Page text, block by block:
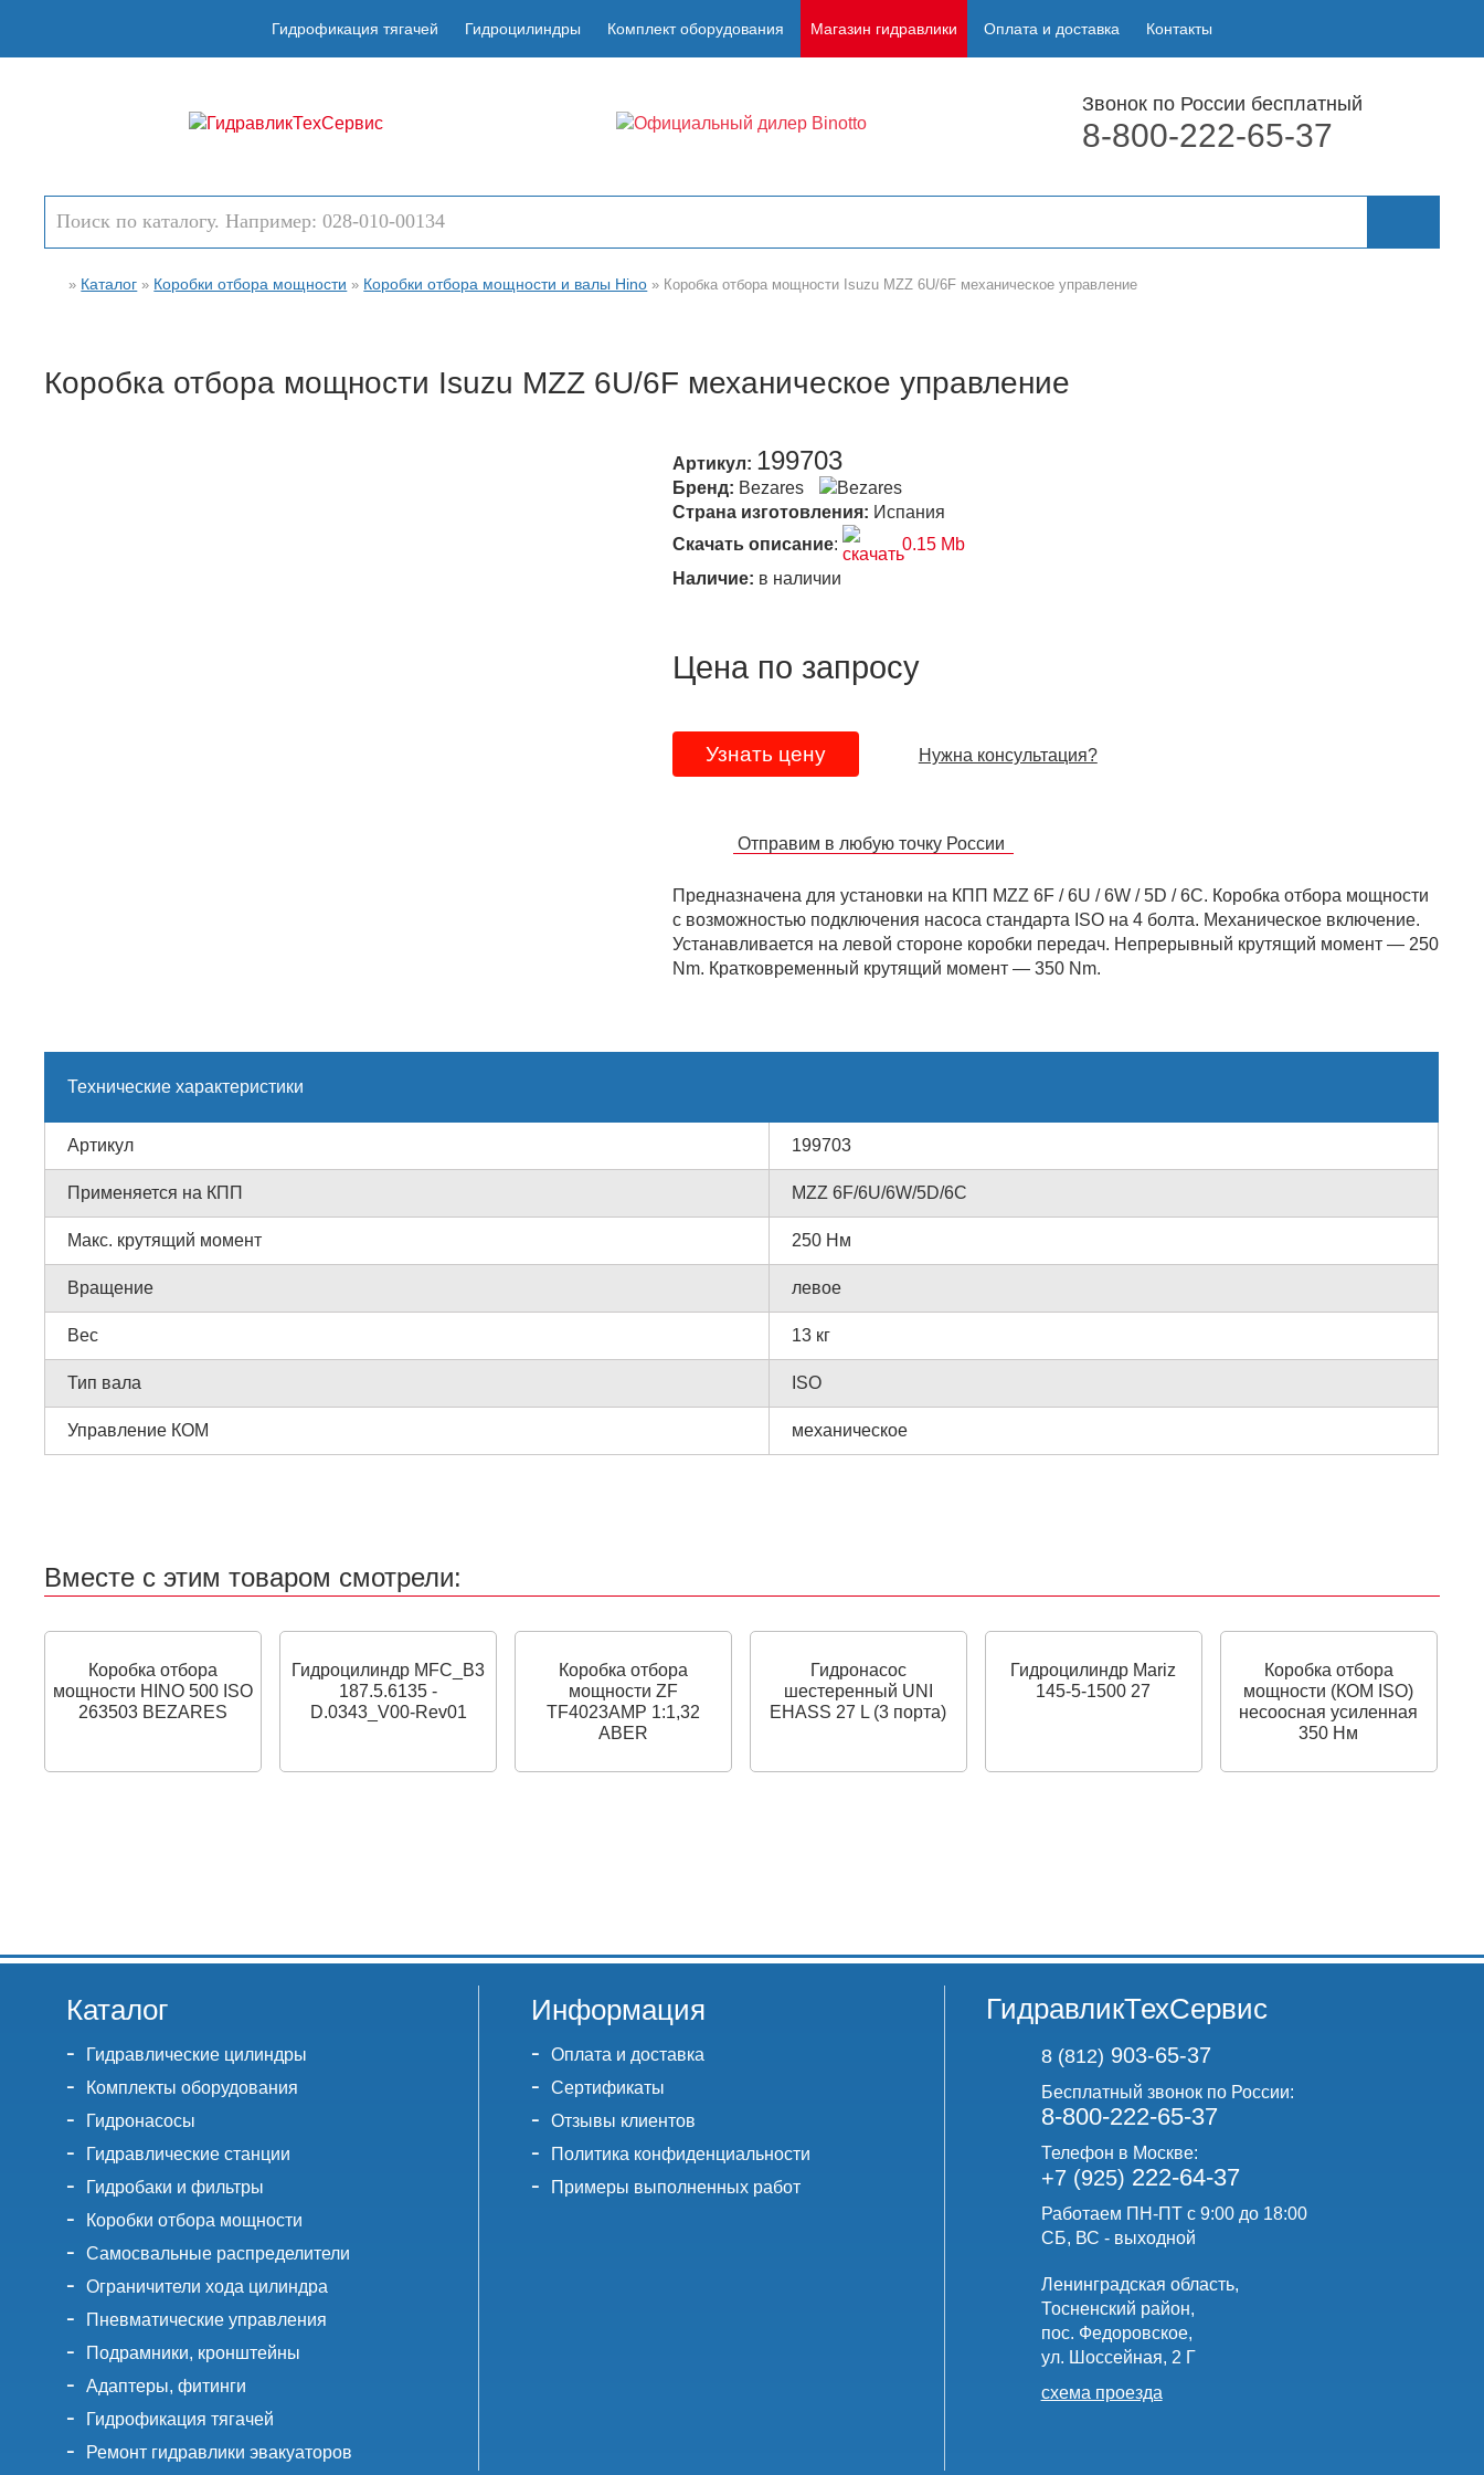
Гидрофикация тягачей Гидроцилиндры Комплект оборудования Магазин гидравлики Оплата и доставка Контакты
Звонок по России бесплатный
8-800-222-65-37
» Каталог » Коробки отбора мощности » Коробки отбора мощности и валы Hino » Коробка отбора мощности Isuzu MZZ 6U/6F механическое управление
Коробка отбора мощности Isuzu MZZ 6U/6F механическое управление
Артикул: 199703
Бренд: Bezares
Страна изготовления: Испания
Скачать описание:
0.15 Mb
Наличие: в наличии
Цена по запросу
Узнать цену Нужна консультация?
Отправим в любую точку России
Предназначена для установки на КПП MZZ 6F / 6U / 6W / 5D / 6C. Коробка отбора мощности
с возможностью подключения насоса стандарта ISO на 4 болта. Механическое включение.
Устанавливается на левой стороне коробки передач. Непрерывный крутящий момент — 250
Nm. Кратковременный крутящий момент — 350 Nm.
Технические характеристики
Артикул 199703
Применяется на КПП MZZ 6F/6U/6W/5D/6C
Макс. крутящий момент 250 Нм
Вращение левое
Вес 13 кг
Тип вала ISO
Управление КОМ механическое
Вместе с этим товаром смотрели:
Коробка отбора
мощности HINO 500 ISO
263503 BEZARES
Гидроцилиндр MFC_B3
187.5.6135 -
D.0343_V00-Rev01
Коробка отбора
мощности ZF
TF4023AMP 1:1,32
ABER
Гидронасос
шестеренный UNI
EHASS 27 L (3 порта)
Гидроцилиндр Mariz
145-5-1500 27
Коробка отбора
мощности (КОМ ISO)
несоосная усиленная
350 Нм
Каталог
Гидравлические цилиндры
Комплекты оборудования
Гидронасосы
Гидравлические станции
Гидробаки и фильтры
Коробки отбора мощности
Самосвальные распределители
Ограничители хода цилиндра
Пневматические управления
Подрамники, кронштейны
Адаптеры, фитинги
Гидрофикация тягачей
Ремонт гидравлики эвакуаторов
Информация
Оплата и доставка
Сертификаты
Отзывы клиентов
Политика конфиденциальности
Примеры выполненных работ
ГидравликТехСервис
8 (812) 903-65-37
Бесплатный звонок по России:
8-800-222-65-37
Телефон в Москве:
+7 (925) 222-64-37
Работаем ПН-ПТ с 9:00 до 18:00
СБ, ВС - выходной
Ленинградская область,
Тосненский район,
пос. Федоровское,
ул. Шоссейная, 2 Г
схема проезда